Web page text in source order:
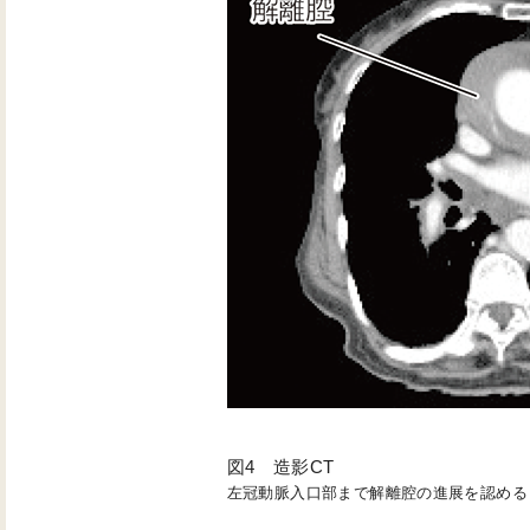
図4 造影CT
左冠動脈入口部まで解離腔の進展を認め